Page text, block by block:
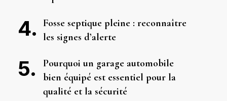
Fosse septique pleine : reconnaître
les signes d’alerte
Pourquoi un garage automobile
bien équipé est essentiel pour la
qualité et la sécurité